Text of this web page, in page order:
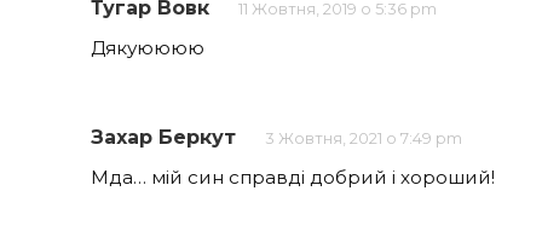
Тугар Вовк
11 Жовтня, 2019 о 5:36 pm
Дякуюююю
Захар Беркут 3 Жовтня, 2021 о 7:49 pm
Мда… мій син справді добрий і хороший!